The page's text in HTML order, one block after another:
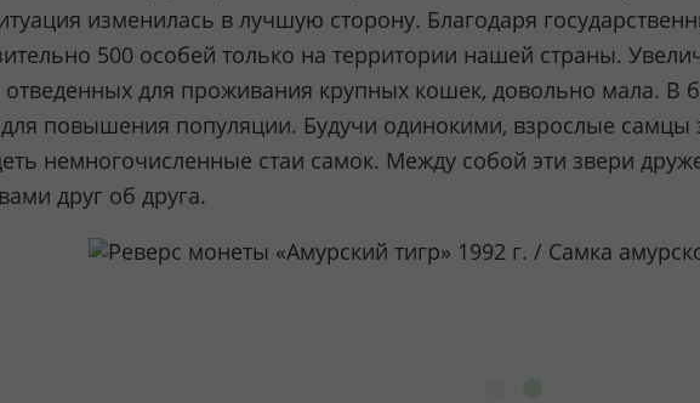
изменилась в лучшую сторону. Благодаря
500 особей только на территории нашей страны.
для проживания крупных кошек, довольно мала. В
повышения популяции. Будучи одинокими, взрослые
немногочисленные стаи самок. Между собой эти звери
друг об друга.